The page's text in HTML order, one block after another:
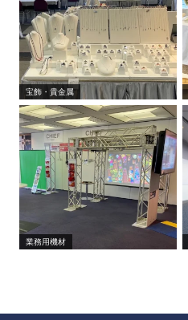
宝飾・貴金属
業務用機材